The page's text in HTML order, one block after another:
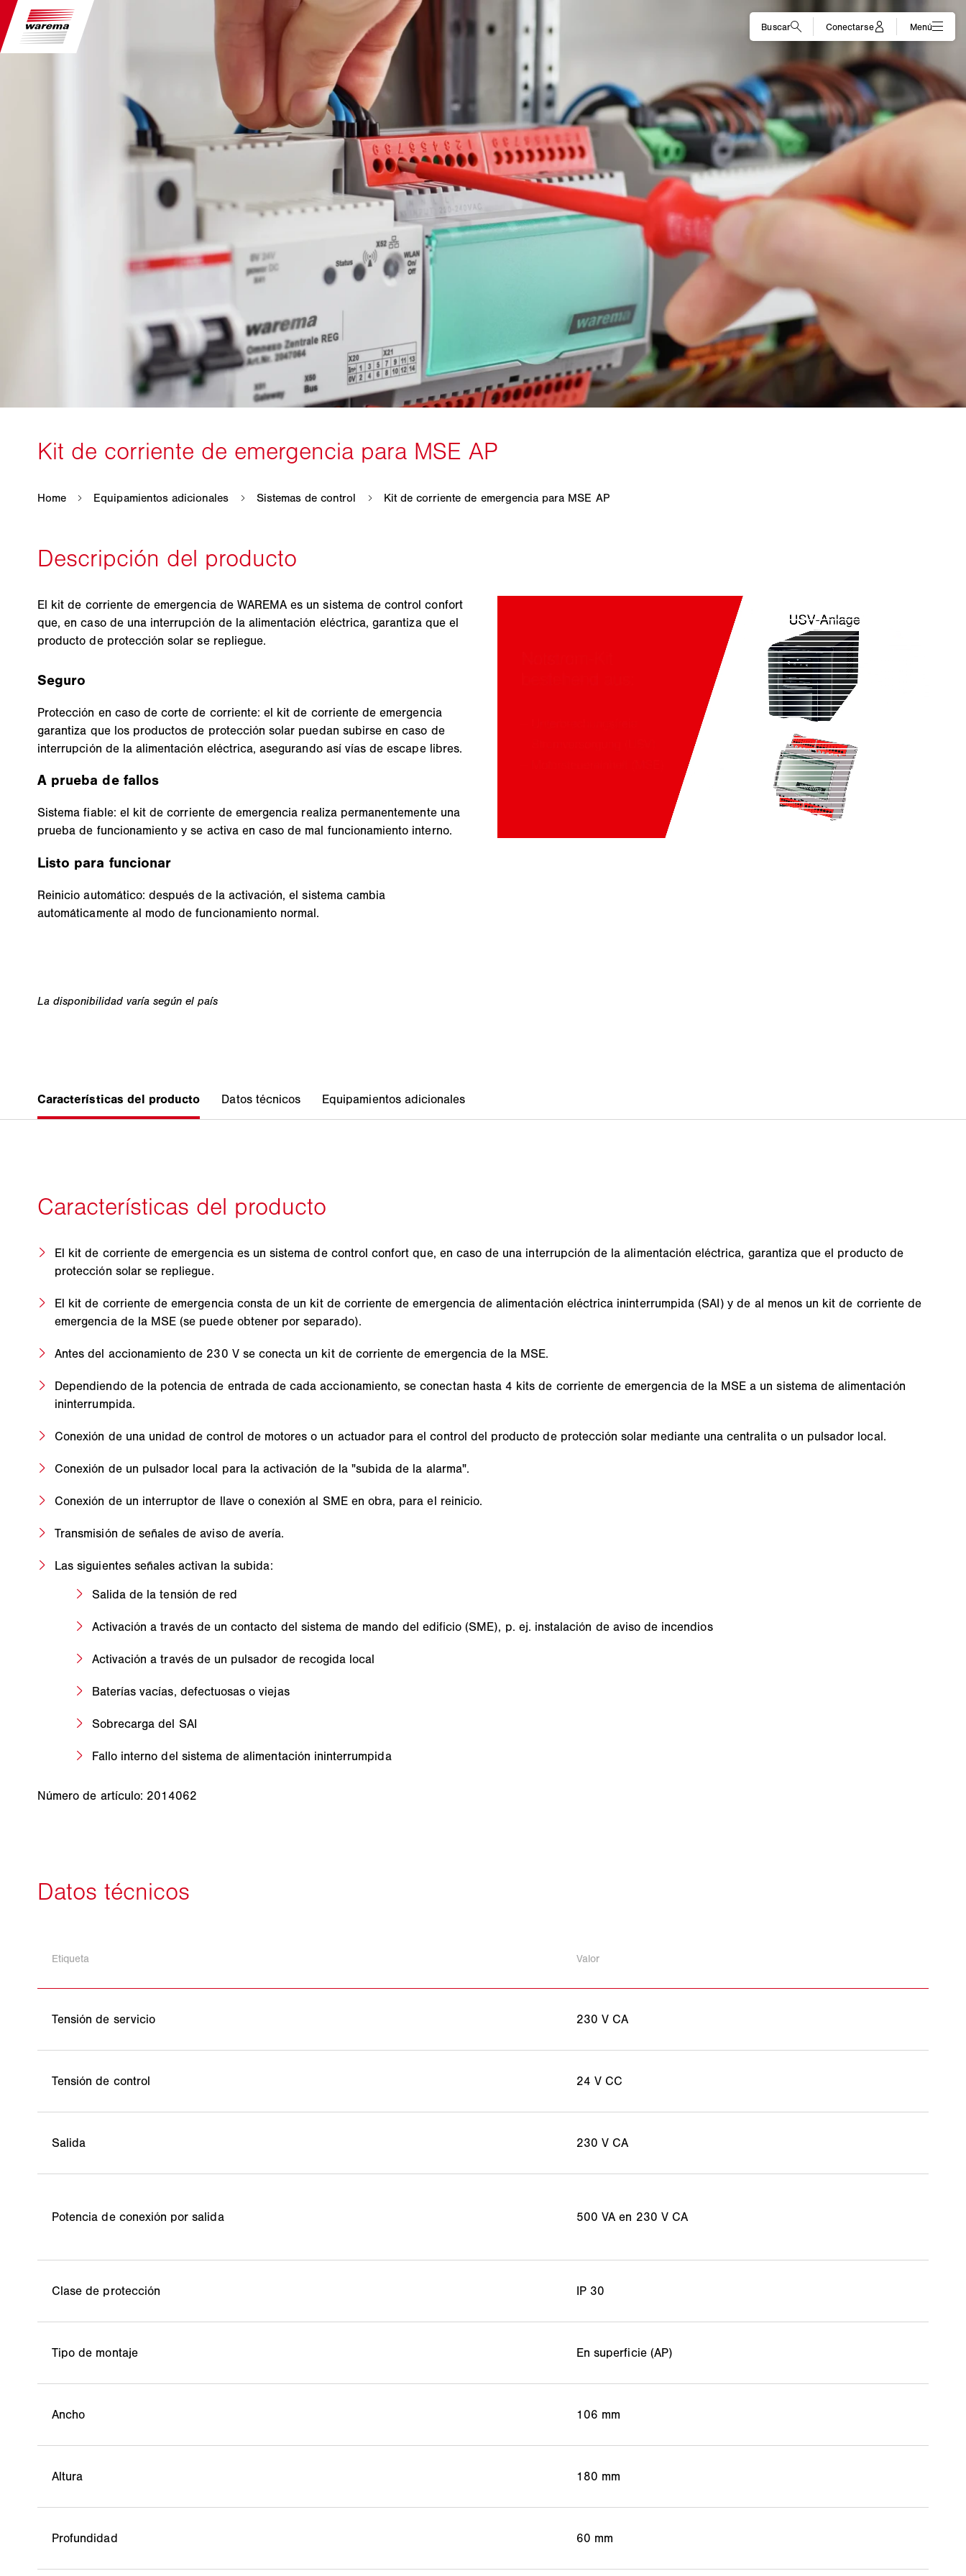
El kit de corriente de emergencia de WAREMA es un sistema de control confort
que, en caso de una interrupción de la alimentación eléctrica, garantiza que el
producto de protección solar se repliegue.
Seguro
Protección en caso de corte de corriente: el kit de corriente de emergencia
garantiza que los productos de protección solar puedan subirse en caso de
interrupción de la alimentación eléctrica, asegurando así vías de escape libres.
A prueba de fallos
Sistema fiable: el kit de corriente de emergencia realiza permanentemente una
prueba de funcionamiento y se activa en caso de mal funcionamiento interno.
Listo para funcionar
Reinicio automático: después de la activación, el sistema cambia
automáticamente al modo de funcionamiento normal.
El kit de corriente de emergencia es un sistema de control confort que, en caso de una interrupción de la alimentación eléctrica, garantiza que el producto de
protección solar se repliegue.
El kit de corriente de emergencia consta de un kit de corriente de emergencia de alimentación eléctrica ininterrumpida (SAI) y de al menos un kit de corriente de
emergencia de la MSE (se puede obtener por separado).
Antes del accionamiento de 230 V se conecta un kit de corriente de emergencia de la MSE.
Dependiendo de la potencia de entrada de cada accionamiento, se conectan hasta 4 kits de corriente de emergencia de la MSE a un sistema de alimentación
ininterrumpida.
Conexión de una unidad de control de motores o un actuador para el control del producto de protección solar mediante una centralita o un pulsador local.
Conexión de un pulsador local para la activación de la "subida de la alarma".
Conexión de un interruptor de llave o conexión al SME en obra, para el reinicio.
Transmisión de señales de aviso de avería.
Las siguientes señales activan la subida:
Salida de la tensión de red
Activación a través de un contacto del sistema de mando del edificio (SME), p. ej. instalación de aviso de incendios
Activación a través de un pulsador de recogida local
Baterías vacías, defectuosas o viejas
Sobrecarga del SAI
Fallo interno del sistema de alimentación ininterrumpida
Número de artículo: 2014062
Etiqueta Valor
Tensión de servicio 230 V CA
Tensión de control 24 V CC
Salida 230 V CA
Potencia de conexión por salida 500 VA en 230 V CA
Clase de protección IP 30
Tipo de montaje En superficie (AP)
Ancho 106 mm
Altura 180 mm
Profundidad 60 mm